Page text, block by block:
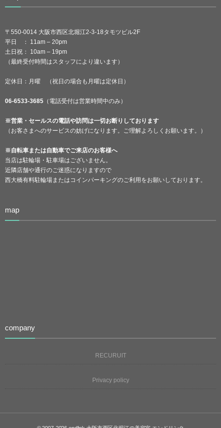
〒550-0014 大阪市西区北堀江2-3-18タモツビル2F
平日 ： 11am – 20pm
土日祝： 10am – 19pm
（最終受付時間はスタッフにより違います）
定休日：月曜 （祝日の場合も月曜は定休日）
06-6533-3685 （電話受付は営業時間中のみ）
※営業・セールスの電話や訪問は一切お断りしております
（お客さまへのサービスの妨げになります。ご理解よろしくお願います。）
※自転車または自動車でご来店のお客様へ
当店は駐輪場・駐車場はございません。
近隣店舗や通行のご迷惑になりますので
西大橋有料駐輪場またはコインパーキングのご利用をお願いしております。
map
company
RECURUIT
Privacy policy